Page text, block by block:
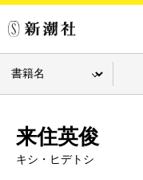
来住英俊
キシ・ヒデトシ